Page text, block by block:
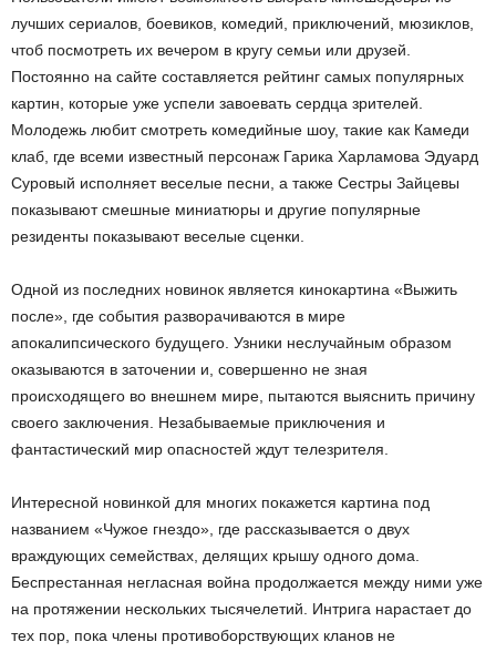
лучших сериалов, боевиков, комедий, приключений, мюзиклов,
чтоб посмотреть их вечером в кругу семьи или друзей.
Постоянно на сайте составляется рейтинг самых популярных
картин, которые уже успели завоевать сердца зрителей.
Молодежь любит смотреть комедийные шоу, такие как Камеди
клаб, где всеми известный персонаж Гарика Харламова Эдуард
Суровый исполняет веселые песни, а также Сестры Зайцевы
показывают смешные миниатюры и другие популярные
резиденты показывают веселые сценки.
Одной из последних новинок является кинокартина «Выжить
после», где события разворачиваются в мире
апокалипсического будущего. Узники неслучайным образом
оказываются в заточении и, совершенно не зная
происходящего во внешнем мире, пытаются выяснить причину
своего заключения. Незабываемые приключения и
фантастический мир опасностей ждут телезрителя.
Интересной новинкой для многих покажется картина под
названием «Чужое гнездо», где рассказывается о двух
враждующих семействах, делящих крышу одного дома.
Беспрестанная негласная война продолжается между ними уже
на протяжении нескольких тысячелетий. Интрига нарастает до
тех пор, пока члены противоборствующих кланов не